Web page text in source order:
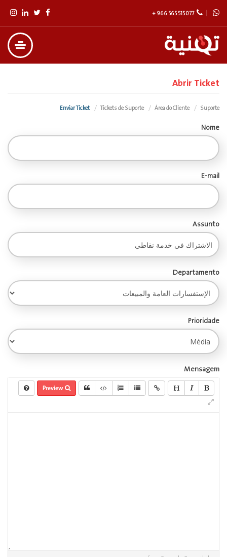
+ 966 565 515 077
Abrir Ticket
Suporte
Área do Cliente
Tickets de Suporte
Nome
E-mail
Assunto
Departamento
Prioridade
Mensagem